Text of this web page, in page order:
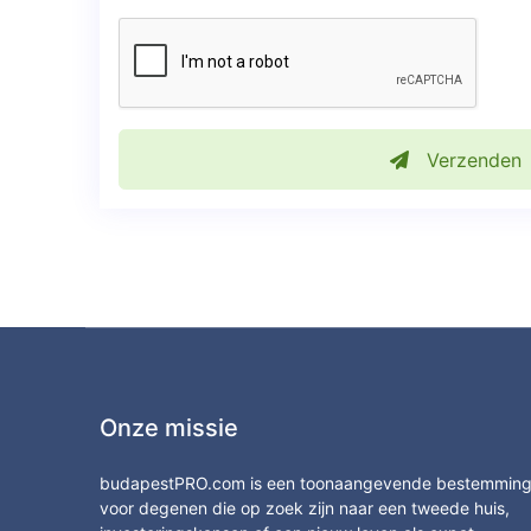
Verzenden
Onze missie
budapestPRO.com is een toonaangevende bestemming
voor degenen die op zoek zijn naar een tweede huis,